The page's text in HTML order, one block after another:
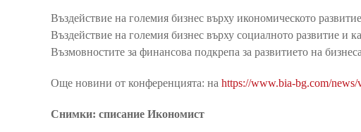
Въздействие на големия бизнес върху икономическото
Въздействие на големия бизнес върху социалното развитие и
Възмовностите за финансова подкрепа за развитието на
Още новини от конференцията: на https://www.bia-bg.com/
Снимки: списание Икономист